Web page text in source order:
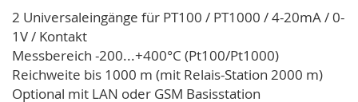
2 Universaleingänge für PT100 / PT1000 / 4-20mA / 0-
1V / Kontakt
Messbereich -200...+400°C (Pt100/Pt1000)
Reichweite bis 1000 m (mit Relais-Station 2000 m)
Optional mit LAN oder GSM Basisstation